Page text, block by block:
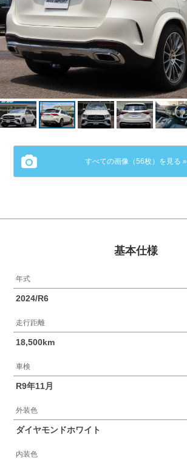
すべての画像（56枚）を見る »
基本仕様
年式
2024/R6
走行距離
18,500km
車検
R9年11月
外装色
ダイヤモンドホワイト
内装色